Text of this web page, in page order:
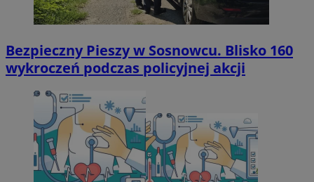
Bezpieczny Pieszy w Sosnowcu. Blisko 160
wykroczeń podczas policyjnej akcji